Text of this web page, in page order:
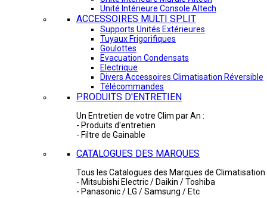
Unité Intérieure Console Altech
ACCESSOIRES MULTI SPLIT
Supports Unités Extérieures
Tuyaux Frigorifiques
Goulottes
Evacuation Condensats
Electrique
Divers Accessoires Climatisation Réversible
Télécommandes
PRODUITS D'ENTRETIEN
Un Entretien de votre Clim par An :
- Produits d'entretien
- Filtre de Gainable
CATALOGUES DES MARQUES
Tous les Catalogues des Marques de Climatisation
- Mitsubishi Electric / Daikin / Toshiba
- Panasonic / LG / Samsung / Etc